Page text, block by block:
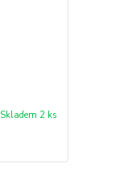
Skladem 2 ks